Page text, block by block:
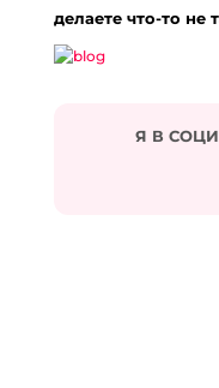
делаете что-то не
Я В